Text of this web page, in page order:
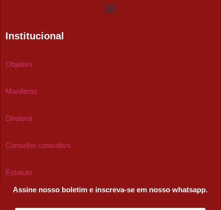
Institucional
Objetivo
Manifesto
Diretoria
Conselho consultivo
Estatuto
Assine nosso boletim e inscreva-se em nosso whatsapp.